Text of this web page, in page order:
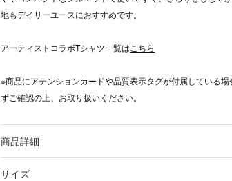
地もデイリーユースにおすすめです。
アーティストコラボTシャツ一覧は こちら
※商品にアテンションカードや品質表示タグが付属している場
ずご確認の上、お取り扱いください。
商品詳細
サイズ